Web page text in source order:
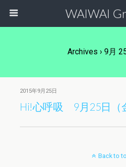
WAIWAI
Archives › 9月
2015年9月25日
Hi!心呼吸 9月25日（
Back to